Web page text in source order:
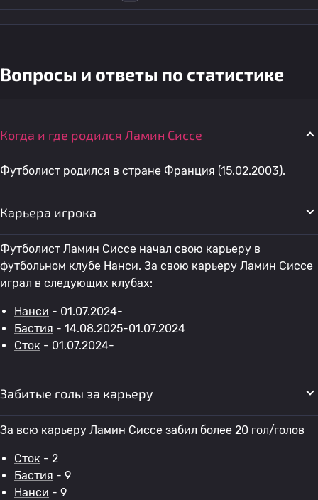
Вопросы и ответы по статистике
Когда и где родился Ламин Сиссе
Футболист родился в стране Франция (15.02.2003).
Карьера игрока
Футболист Ламин Сиссе начал свою карьеру в
футбольном клубе Нанси. За свою карьеру Ламин Сиссе
играл в следующих клубах:
Нанси - 01.07.2024-
Бастия - 14.08.2025-01.07.2024
Сток - 01.07.2024-
Забитые голы за карьеру
За всю карьеру Ламин Сиссе забил более 20 гол/голов
Сток - 2
Бастия - 9
Нанси - 9